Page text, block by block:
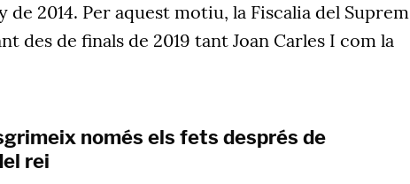
de 2014. Per aquest motiu, la Fiscalia del Suprem
des de finals de 2019 tant Joan Carles I com la
només els fets després de
rei